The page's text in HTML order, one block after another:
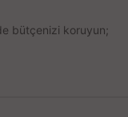
bütçenizi koruyun;